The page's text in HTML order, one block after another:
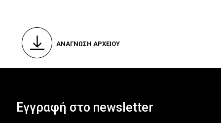
ΑΝΑΓΝΩΣΗ ΑΡΧΕΙΟΥ
Εγγραφή στο newsletter